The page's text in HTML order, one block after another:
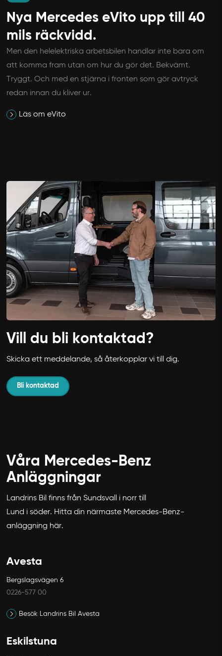
Nya Mercedes eVito upp till 40
mils räckvidd.
Men den helelektriska arbetsbilen handlar inte bara om
att komma fram utan om hur du gör det. Bekvämt.
Tryggt. Och med en stjärna i fronten som gör avtryck
redan innan du kliver ur.
Läs om eVito
Vill du bli kontaktad?
Skicka ett meddelande, så återkopplar vi till dig.
Bli kontaktad
Våra Mercedes-Benz
Anläggningar
Landrins Bil finns från Sundsvall i norr till
Lund i söder. Hitta din närmaste Mercedes-Benz-
anläggning här.
Avesta
Bergslagsvägen 6
0226-577 00
Besök Landrins Bil Avesta
Eskilstuna